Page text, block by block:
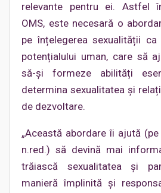
relevante pentru ei. Astfel
OMS, este necesară o
pe înțelegerea sexualității
potențialului uman, care să
să-și formeze abilități
determina sexualitatea și
de dezvoltare.
„Această abordare îi ajută
n.red.) să devină mai
trăiască sexualitatea și
manieră împlinită și